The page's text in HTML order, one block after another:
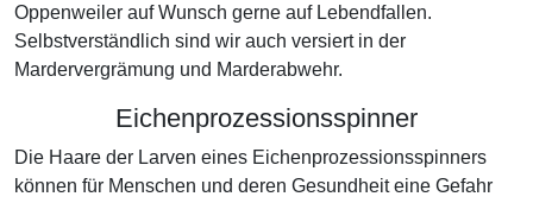
Oppenweiler auf Wunsch gerne auf Lebendfallen.
Selbstverständlich sind wir auch versiert in der
Mardervergrämung und Marderabwehr.
Eichenprozessionsspinner
Die Haare der Larven eines Eichenprozessionsspinners
können für Menschen und deren Gesundheit eine Gefahr